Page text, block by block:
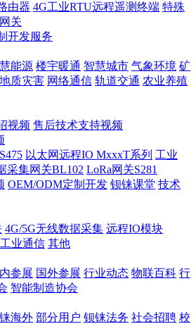
由器 4G工业RTU远程遥测终端 特殊
关
开发服务
能源 楼宇暖通 智慧城市 气象环境 矿
地质灾害 网络通信 轨道交通 农业养殖
视频 售后技术支持视频
以太网远程IO MxxxT系列 工业
采集网关BL102 LoRa网关S281
OEM/ODM定制开发 钡铼课堂 技术
4G/5G无线数据采集 远程IO模块
工业通信 其他
参展 国外参展 行业动态 物联百科 行
智能制造协会
海外 部分用户 钡铼法务 社会招聘 校